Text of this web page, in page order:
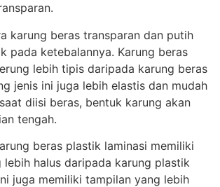
karung beras transparan dan putih
pada ketebalannya. Karung beras
lebih tipis daripada karung beras
jenis ini juga lebih elastis dan mudah
diisi beras, bentuk karung akan
tengah.
beras plastik laminasi memiliki
lebih halus daripada karung plastik
juga memiliki tampilan yang lebih